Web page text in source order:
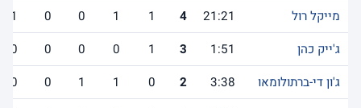
מייקל רול
21:21
4
1
1
0
0
1
ג'ייק כהן
1:51
3
1
0
0
0
0
ג'ון די-ברתולומאו
3:38
2
0
1
1
0
0